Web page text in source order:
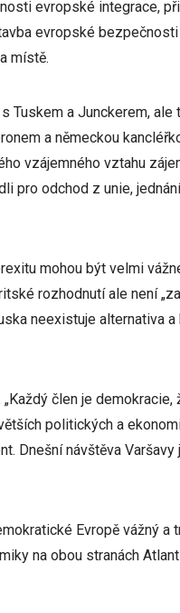
evropské integrace,
evropské
místě.
Tuskem a Junckerem, ale
a německou
vzájemného vztahu
pro odchod z unie,
mohou být velmi
rozhodnutí ale není
neexistuje alternativa a
člen je demokracie,
politických a
Dnešní návštěva
Evropě vážný a
na obou stranách